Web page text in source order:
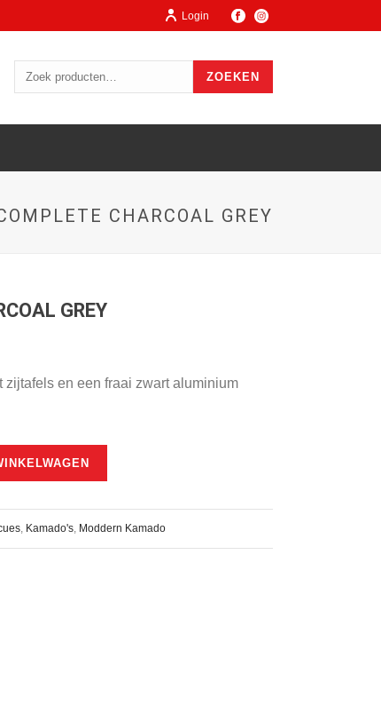
Login
ZOEKEN
CHARCOAL GREY
GREY
zijtafels en een fraai zwart aluminium
, Kamado's, Moddern Kamado